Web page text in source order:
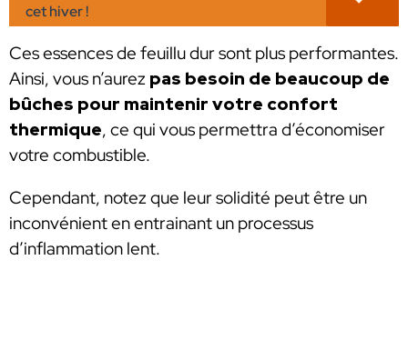
cet hiver !
Ces essences de feuillu dur sont plus performantes.
Ainsi, vous n’aurez pas besoin de beaucoup de
bûches pour maintenir votre confort
thermique, ce qui vous permettra d’économiser
votre combustible.
Cependant, notez que leur solidité peut être un
inconvénient en entrainant un processus
d’inflammation lent.